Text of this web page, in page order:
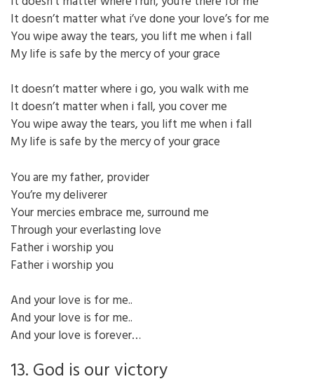
It doesn’t matter what i’ve done your love’s for me
You wipe away the tears, you lift me when i fall
My life is safe by the mercy of your grace
It doesn’t matter where i go, you walk with me
It doesn’t matter when i fall, you cover me
You wipe away the tears, you lift me when i fall
My life is safe by the mercy of your grace
You are my father, provider
You’re my deliverer
Your mercies embrace me, surround me
Through your everlasting love
Father i worship you
Father i worship you
And your love is for me..
And your love is for me..
And your love is forever…
13. God is our victory